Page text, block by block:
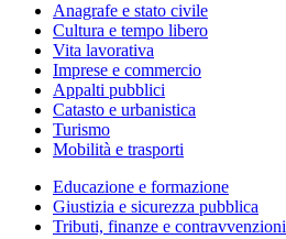
Anagrafe e stato civile
Cultura e tempo libero
Vita lavorativa
Imprese e commercio
Appalti pubblici
Catasto e urbanistica
Turismo
Mobilità e trasporti
Educazione e formazione
Giustizia e sicurezza pubblica
Tributi, finanze e contravvenzioni